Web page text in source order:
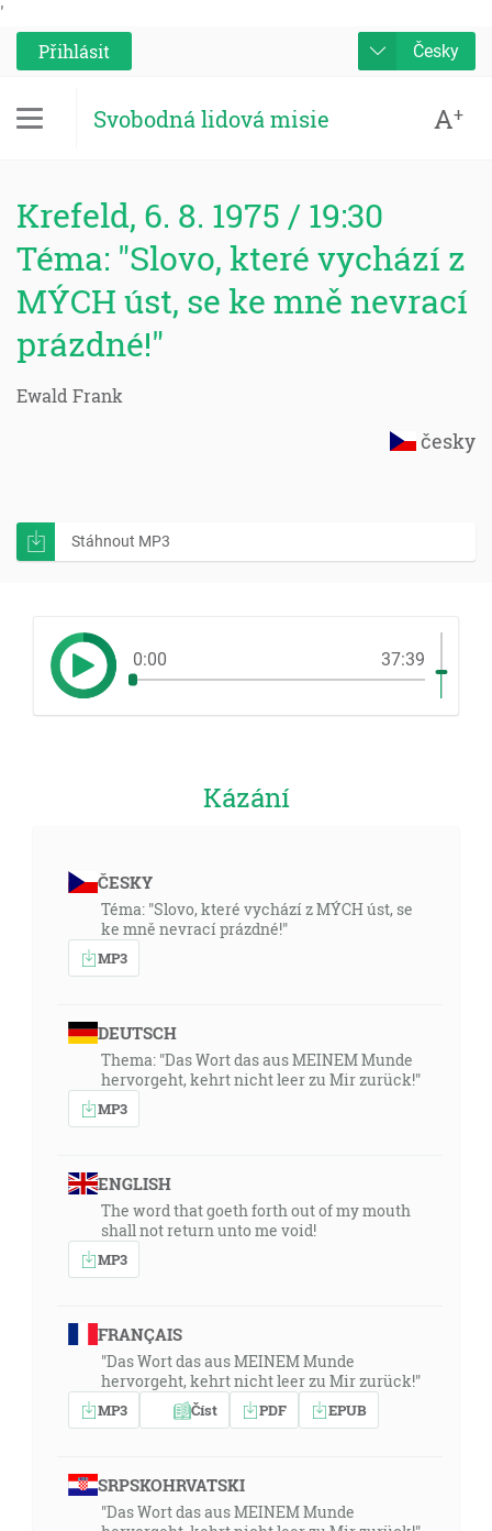
'
Přihlásit
Česky
Svobodná lidová misie A+
Krefeld, 6. 8. 1975 / 19:30
Téma: "Slovo, které vychází z
MÝCH úst, se ke mně nevrací
prázdné!"
Ewald Frank
česky
Stáhnout MP3
0:00 37:39
Kázání
ČESKY
Téma: "Slovo, které vychází z MÝCH úst, se
ke mně nevrací prázdné!"
MP3
DEUTSCH
Thema: "Das Wort das aus MEINEM Munde
hervorgeht, kehrt nicht leer zu Mir zurück!"
MP3
ENGLISH
The word that goeth forth out of my mouth
shall not return unto me void!
MP3
FRANÇAIS
"Das Wort das aus MEINEM Munde
hervorgeht, kehrt nicht leer zu Mir zurück!"
MP3 Číst PDF EPUB
SRPSKOHRVATSKI
"Das Wort das aus MEINEM Munde